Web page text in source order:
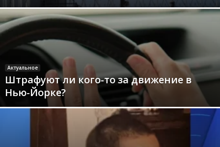
Актуальное
Штрафуют ли кого-то за движение в
Нью-Йорке?